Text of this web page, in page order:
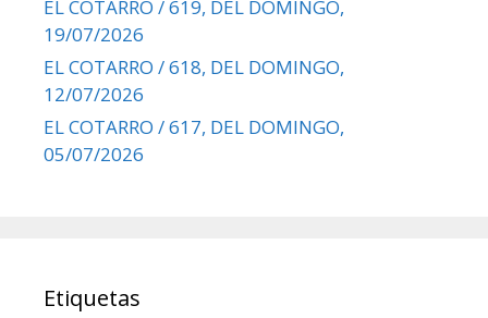
EL COTARRO / 619, DEL DOMINGO,
19/07/2026
EL COTARRO / 618, DEL DOMINGO,
12/07/2026
EL COTARRO / 617, DEL DOMINGO,
05/07/2026
Etiquetas